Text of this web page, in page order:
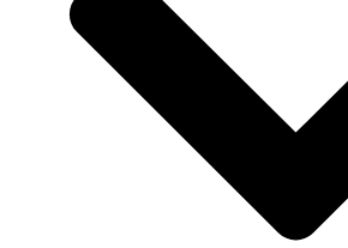
Uli Rothfuss
Harald Schwiers